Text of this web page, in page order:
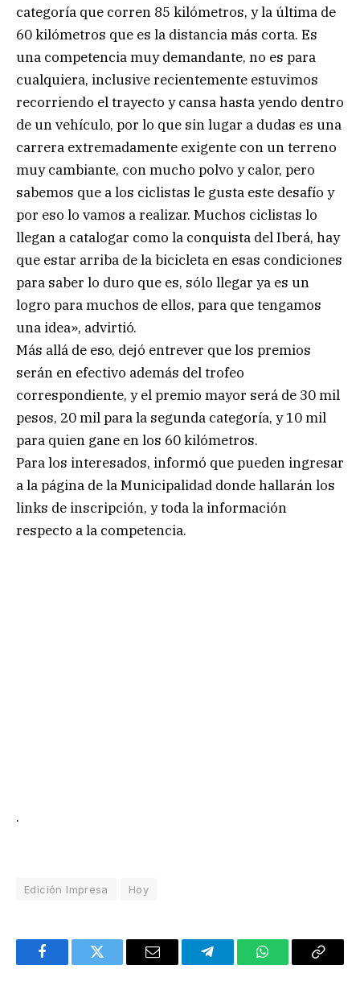
categoría que corren 85 kilómetros, y la última de
60 kilómetros que es la distancia más corta. Es
una competencia muy demandante, no es para
cualquiera, inclusive recientemente estuvimos
recorriendo el trayecto y cansa hasta yendo dentro
de un vehículo, por lo que sin lugar a dudas es una
carrera extremadamente exigente con un terreno
muy cambiante, con mucho polvo y calor, pero
sabemos que a los ciclistas le gusta este desafío y
por eso lo vamos a realizar. Muchos ciclistas lo
llegan a catalogar como la conquista del Iberá, hay
que estar arriba de la bicicleta en esas condiciones
para saber lo duro que es, sólo llegar ya es un
logro para muchos de ellos, para que tengamos
una idea», advirtió.
Más allá de eso, dejó entrever que los premios
serán en efectivo además del trofeo
correspondiente, y el premio mayor será de 30 mil
pesos, 20 mil para la segunda categoría, y 10 mil
para quien gane en los 60 kilómetros.
Para los interesados, informó que pueden ingresar
a la página de la Municipalidad donde hallarán los
links de inscripción, y toda la información
respecto a la competencia.
.
Edición Impresa Hoy
FacebookTwitter Email TelegramWhatsAppCopy